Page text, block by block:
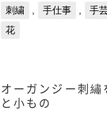
刺繍 手仕事 手
花
オーガンジー刺繡
と小もの